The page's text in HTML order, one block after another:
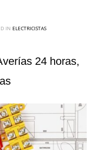
IN ELECTRICISTAS
24 horas,